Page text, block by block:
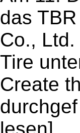
das
Co.,
Tire
Create